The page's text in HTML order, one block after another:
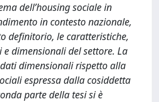
dell’housing sociale in
in contesto nazionale,
definitorio, le caratteristiche,
dimensionali del settore. La
dimensionali rispetto alla
espressa dalla cosiddetta
parte della tesi si è